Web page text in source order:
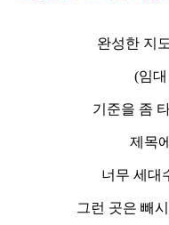
완성한 지
(임
기준을 좀
제목
너무 세대
그런 곳은 빼